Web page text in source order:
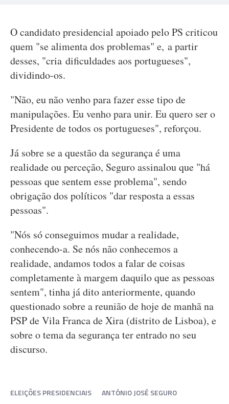
O candidato presidencial apoiado pelo PS criticou
quem "se alimenta dos problemas" e, a partir
desses, "cria dificuldades aos portugueses",
dividindo-os.
"Não, eu não venho para fazer esse tipo de
manipulações. Eu venho para unir. Eu quero ser o
Presidente de todos os portugueses", reforçou.
Já sobre se a questão da segurança é uma
realidade ou perceção, Seguro assinalou que "há
pessoas que sentem esse problema", sendo
obrigação dos políticos "dar resposta a essas
pessoas".
"Nós só conseguimos mudar a realidade,
conhecendo-a. Se nós não conhecemos a
realidade, andamos todos a falar de coisas
completamente à margem daquilo que as pessoas
sentem", tinha já dito anteriormente, quando
questionado sobre a reunião de hoje de manhã na
PSP de Vila Franca de Xira (distrito de Lisboa), e
sobre o tema da segurança ter entrado no seu
discurso.
ELEIÇÕES PRESIDENCIAIS ANTÓNIO JOSÉ SEGURO